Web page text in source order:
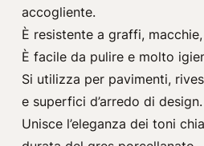
accogliente.
È resistente a graffi,
È facile da pulire e molto
Si utilizza per pavimenti,
e superfici d’arredo di design.
Unisce l’eleganza dei toni